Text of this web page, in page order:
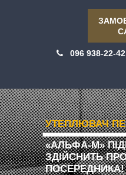
096 938-22-42
УТЕПЛЮВАЧ
«АЛЬФА-М»
ЗДІЙСНИТЬ
ПОСЕРЕДНИКА!